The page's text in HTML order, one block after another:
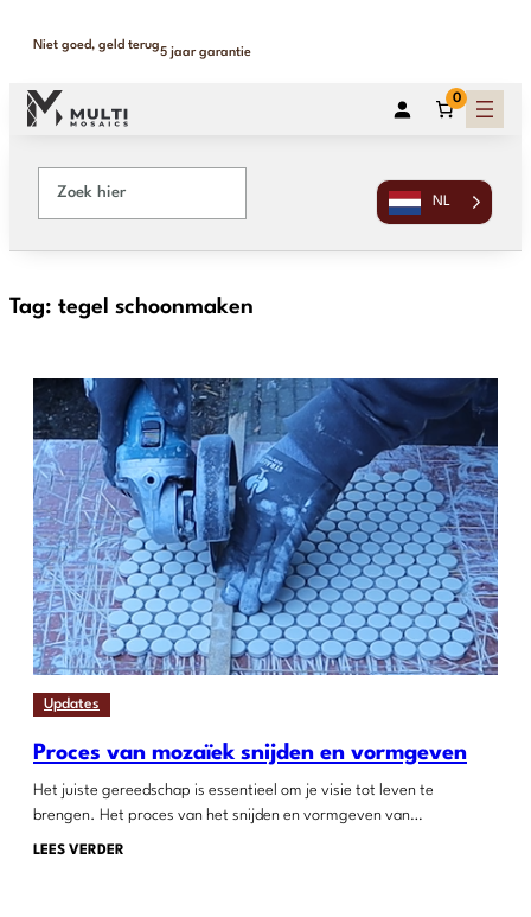
Niet goed, geld terug
5 jaar garantie
0
NL
Tag: tegel schoonmaken
Updates
Proces van mozaïek snijden en vormgeven
Het juiste gereedschap is essentieel om je visie tot leven te
brengen. Het proces van het snijden en vormgeven van…
LEES VERDER